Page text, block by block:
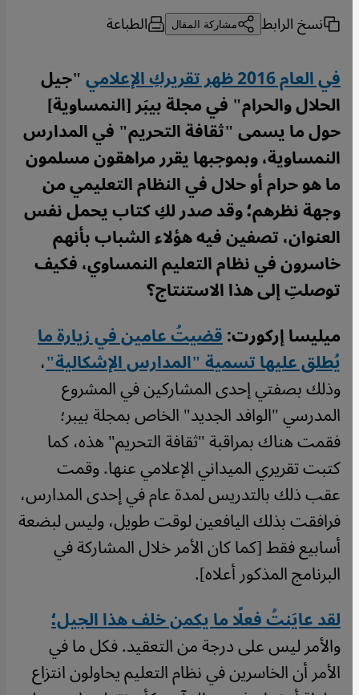
نسخ الرابط مشاركة المقال الطباعة
في العام 2016 ظهر تقريركِ الإعلامي "جيل
الحلال والحرام" في مجلة بيبَر [النمساوية]
حول ما يسمى "ثقافة التحريم" في المدارس
النمساوية، وبموجبها يقرر مراهقون مسلمون
ما هو حرام أو حلال في النظام التعليمي من
وجهة نظرهم؛ وقد صدر لكِ كتاب يحمل نفس
العنوان، تصفين فيه هؤلاء الشباب بأنهم
خاسرون في نظام التعليم النمساوي، فكيف
توصلتِ إلى هذا الاستنتاج؟
ميليسا إركورت:قضيتُ عامين في زيارة ما
يُطلق عليها تسمية "المدارس الإشكالية"،
وذلك بصفتي إحدى المشاركين في المشروع
المدرسي "الوافد الجديد" الخاص بمجلة بيبر؛
فقمت هناك بمراقبة "ثقافة التحريم" هذه، كما
كتبت تقريري الميداني الإعلامي عنها. وقمت
عقب ذلك بالتدريس لمدة عام في إحدى المدارس،
فرافقت بذلك اليافعين لوقت طويل، وليس لبضعة
أسابيع فقط [كما كان الأمر خلال المشاركة في
البرنامج المذكور أعلاه].
لقد عايَنتُ فعلًا ما يكمن خلف هذا الجيل؛
والأمر ليس على درجة من التعقيد. فكل ما في
الأمر أن الخاسرين في نظام التعليم يحاولون انتزاع